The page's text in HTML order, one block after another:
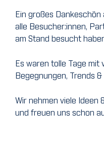
Ein großes
alle Besucher:innen,
am Stand besucht
Es waren tolle Tage mit
Begegnungen, Trends
Wir nehmen viele Ideen
und freuen uns schon